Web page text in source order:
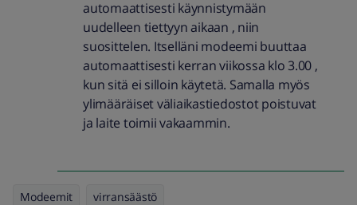
automaattisesti käynnistymään
uudelleen tiettyyn aikaan , niin
suosittelen. Itselläni modeemi buuttaa
automaattisesti kerran viikossa klo 3.00 ,
kun sitä ei silloin käytetä. Samalla myös
ylimääräiset väliaikastiedostot poistuvat
ja laite toimii vakaammin.
Modeemit virransäästö